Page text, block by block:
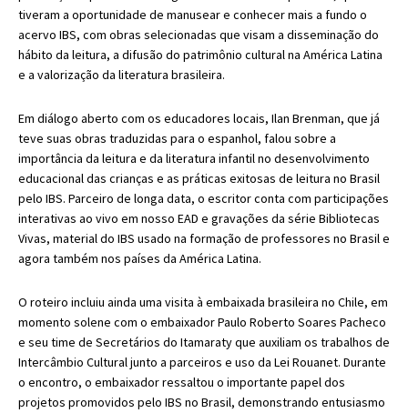
tiveram a oportunidade de manusear e conhecer mais a fundo o
acervo IBS, com obras selecionadas que visam a disseminação do
hábito da leitura, a difusão do patrimônio cultural na América Latina
e a valorização da literatura brasileira.
Em diálogo aberto com os educadores locais, Ilan Brenman, que já
teve suas obras traduzidas para o espanhol, falou sobre a
importância da leitura e da literatura infantil no desenvolvimento
educacional das crianças e as práticas exitosas de leitura no Brasil
pelo IBS. Parceiro de longa data, o escritor conta com participações
interativas ao vivo em nosso EAD e gravações da série Bibliotecas
Vivas, material do IBS usado na formação de professores no Brasil e
agora também nos países da América Latina.
O roteiro incluiu ainda uma visita à embaixada brasileira no Chile, em
momento solene com o embaixador Paulo Roberto Soares Pacheco
e seu time de Secretários do Itamaraty que auxiliam os trabalhos de
Intercâmbio Cultural junto a parceiros e uso da Lei Rouanet. Durante
o encontro, o embaixador ressaltou o importante papel dos
projetos promovidos pelo IBS no Brasil, demonstrando entusiasmo